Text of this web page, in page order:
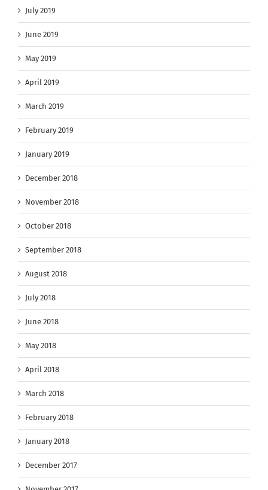
July 2019
June 2019
May 2019
April 2019
March 2019
February 2019
January 2019
December 2018
November 2018
October 2018
September 2018
August 2018
July 2018
June 2018
May 2018
April 2018
March 2018
February 2018
January 2018
December 2017